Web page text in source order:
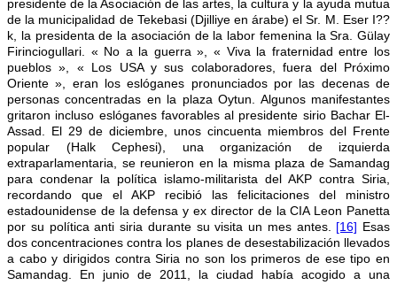
presidente de la Asociación de las artes, la cultura y la ayuda mutua
de la municipalidad de Tekebasi (Djilliye en árabe) el Sr. M. Eser I??
k, la presidenta de la asociación de la labor femenina la Sra. Gülay
Firinciogullari. « No a la guerra », « Viva la fraternidad entre los
pueblos », « Los USA y sus colaboradores, fuera del Próximo
Oriente », eran los eslóganes pronunciados por las decenas de
personas concentradas en la plaza Oytun. Algunos manifestantes
gritaron incluso eslóganes favorables al presidente sirio Bachar El-
Assad. El 29 de diciembre, unos cincuenta miembros del Frente
popular (Halk Cephesi), una organización de izquierda
extraparlamentaria, se reunieron en la misma plaza de Samandag
para condenar la política islamo-militarista del AKP contra Siria,
recordando que el AKP recibió las felicitaciones del ministro
estadounidense de la defensa y ex director de la CIA Leon Panetta
por su política anti siria durante su visita un mes antes. [16] Esas
dos concentraciones contra los planes de desestabilización llevados
a cabo y dirigidos contra Siria no son los primeros de ese tipo en
Samandag. En junio de 2011, la ciudad había acogido a una